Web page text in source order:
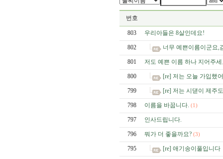
번호
803 우리아들은 8살인데요!
802 너무 예쁜이름이군요,
801 저도 예쁜 이름 하나 지어주세
800 [re] 저는 오늘 가입했
799 [re] 저는 시댇이 제주
798 이름을 바꿉니다. (1)
797 인사드립니다.
796 뭐가 더 좋을까요? (3)
795 [re] 애기송이풀입니다